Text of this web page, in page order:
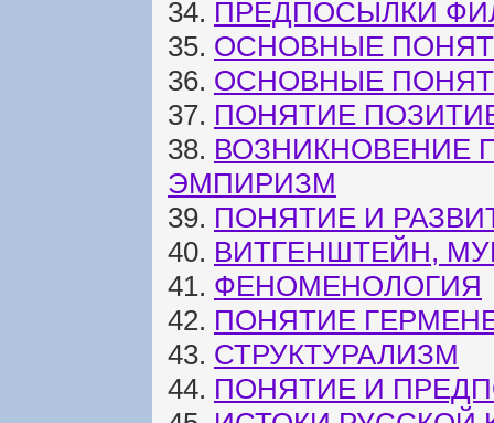
34. ПРЕДПОСЫЛКИ
35. ОСНОВНЫЕ
36. ОСНОВНЫЕ
37. ПОНЯТИЕ
38. ВОЗНИКНОВЕНИЕ
ЭМПИРИЗМ
39. ПОНЯТИЕ И
40. ВИТГЕНШТЕЙН,
41. ФЕНОМЕНОЛОГИЯ
42. ПОНЯТИЕ
43. СТРУКТУРАЛИЗМ
44. ПОНЯТИЕ И